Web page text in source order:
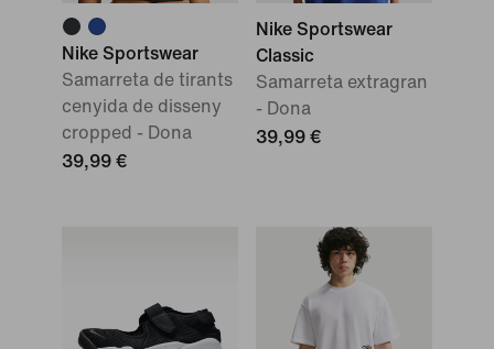
Nike Sportswear
Samarreta de tirants
cenyida de disseny
cropped - Dona
39,99 €
Nike Sportswear
Classic
Samarreta extragran
- Dona
39,99 €